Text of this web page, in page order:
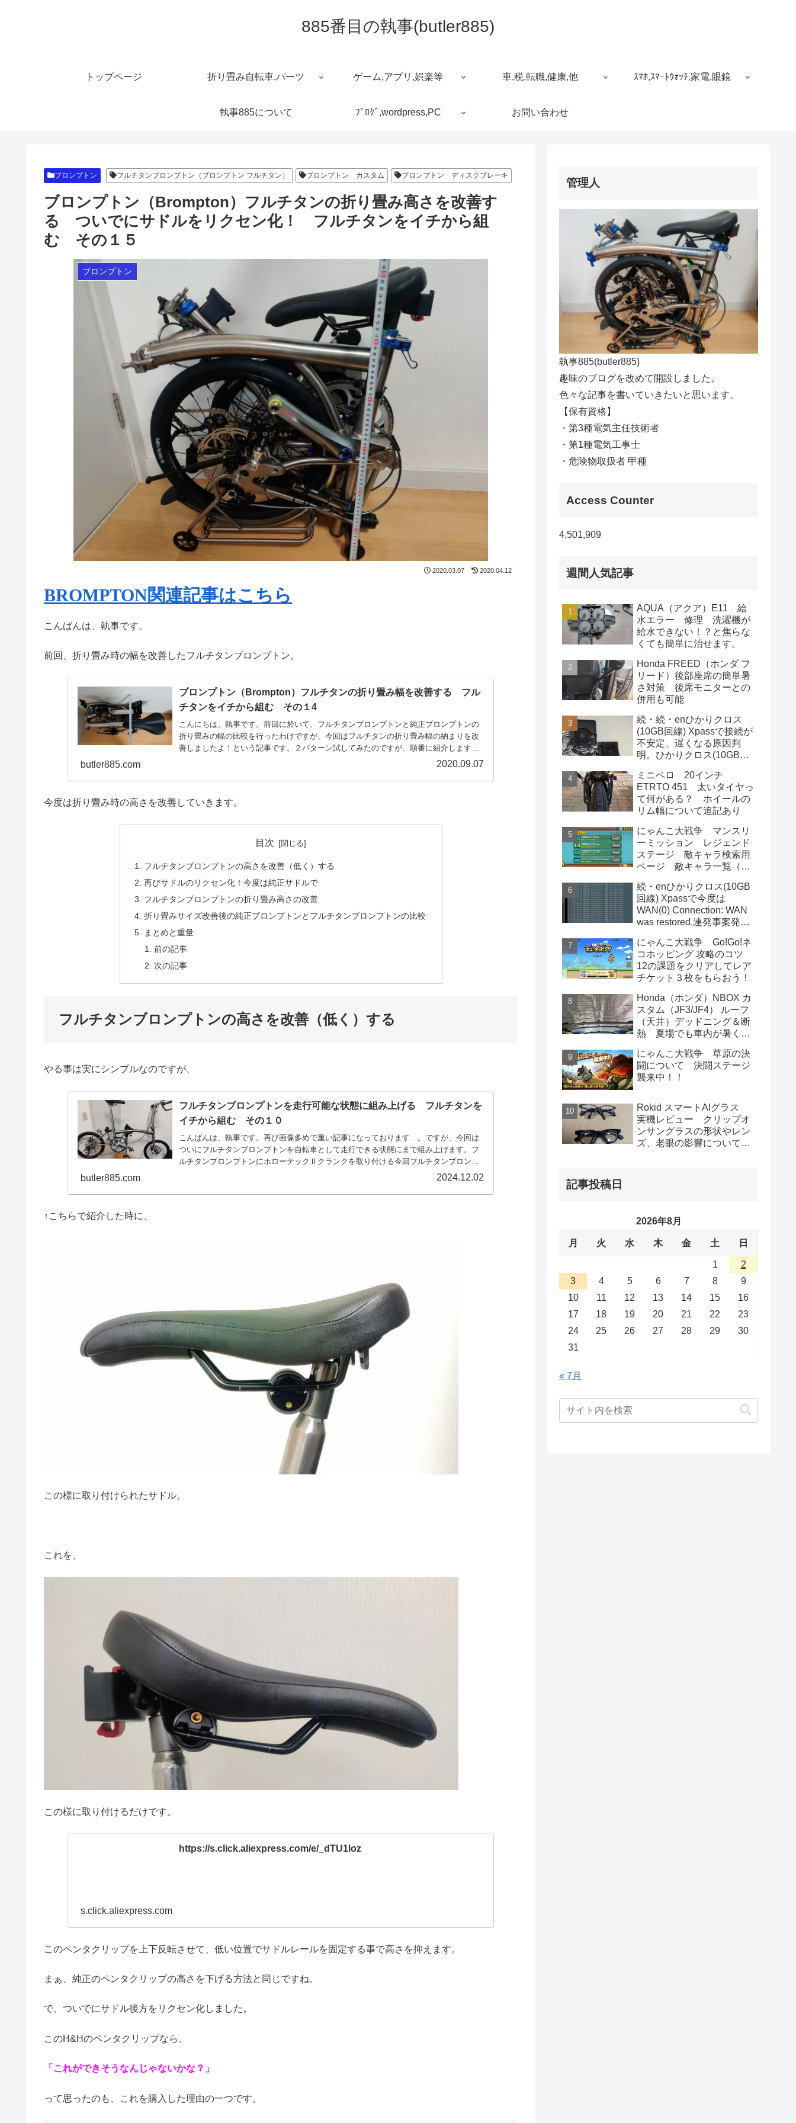
885番目の執事(butler885)
トップページ 折り畳み自転車,パーツ ゲーム,アプリ,娯楽等 車,税,転職,健康,他 ｽﾏﾎ,ｽﾏｰﾄｳｫｯﾁ,家電,眼鏡
執事885について ﾌﾞﾛｸﾞ,wordpress,PC お問い合わせ
ブロンプトン フルチタンブロンプトン（ブロンプトン フルチタン） ブロンプトン カスタム ブロンプトン ディスクブレーキ
ブロンプトン（Brompton）フルチタンの折り畳み高さを改善す
る ついでにサドルをリクセン化！ フルチタンをイチから組
む その１５
ブロンプトン
2020.03.07 2020.04.12
BROMPTON関連記事はこちら
こんばんは、執事です。
前回、折り畳み時の幅を改善したフルチタンブロンプトン。
ブロンプトン（Brompton）フルチタンの折り畳み幅を改善する フル
チタンをイチから組む その１4
こんにちは、執事です。前回に於いて、フルチタンブロンプトンと純正ブロンプトンの
折り畳みの幅の比較を行ったわけですが、今回はフルチタンの折り畳み幅の納まりを改
善しましたよ！という記事です。２パターン試してみたのですが、順番に紹介します。
butler885.com 2020.09.07
今度は折り畳み時の高さを改善していきます。
目次
フルチタンブロンプトンの高さを改善（低く）する
再びサドルのリクセン化！今度は純正サドルで
フルチタンブロンプトンの折り畳み高さの改善
折り畳みサイズ改善後の純正ブロンプトンとフルチタンブロンプトンの比較
まとめと重量
前の記事
次の記事
フルチタンブロンプトンの高さを改善（低く）する
やる事は実にシンプルなのですが、
フルチタンブロンプトンを走行可能な状態に組み上げる フルチタンを
イチから組む その１０
こんばんは、執事です。再び画像多めで重い記事になっております…。ですが、今回は
ついにフルチタンブロンプトンを自転車として走行できる状態にまで組み上げます。フ
ルチタンブロンプトンにホローテックⅡクランクを取り付ける今回フルチタンブロンプ
butler885.com 2024.12.02
↑こちらで紹介した時に、
この様に取り付けられたサドル。
これを、
この様に取り付けるだけです。
https://s.click.aliexpress.com/e/_dTU1loz
s.click.aliexpress.com
このペンタクリップを上下反転させて、低い位置でサドルレールを固定する事で高さを抑えます。
まぁ、純正のペンタクリップの高さを下げる方法と同じですね。
で、ついでにサドル後方をリクセン化しました。
このH&Hのペンタクリップなら、
「これができそうなんじゃないかな？」
って思ったのも、これを購入した理由の一つです。
管理人
執事885(butler885)
趣味のブログを改めて開設しました。
色々な記事を書いていきたいと思います。
【保有資格】
・第3種電気主任技術者
・第1種電気工事士
・危険物取扱者 甲種
Access Counter
4,501,909
週間人気記事
AQUA（アクア）E11 給
水エラー 修理 洗濯機が
給水できない！？と焦らな
くても簡単に治せます。
Honda FREED（ホンダ フ
リード）後部座席の簡単暑
さ対策 後席モニターとの
併用も可能
続・続・enひかりクロス
(10GB回線) Xpassで接続が
不安定、遅くなる原因判
明。ひかりクロス(10GB回
た方が良いです。
ミニベロ 20インチ
ETRTO 451 太いタイヤっ
て何がある？ ホイールの
リム幅について追記あり
にゃんこ大戦争 マンスリ
ーミッション レジェンド
ステージ 敵キャラ検索用
ページ 敵キャラ一覧（属
ス出現曜日一覧
続・enひかりクロス(10GB
回線) Xpassで今度は
WAN(0) Connection: WAN
was restored.連発事案発
ブルが…
にゃんこ大戦争 Go!Go!ネ
コホッピング 攻略のコツ
12の課題をクリアしてレア
チケット３枚をもらおう！
Honda（ホンダ）NBOX カ
スタム（JF3/JF4） ルーフ
（天井）デッドニング＆断
熱 夏場でも車内が暑くな
もUP！雨音もほぼ聞こえず
静音化効果も抜群！
にゃんこ大戦争 草原の決
闘について 決闘ステージ
襲来中！！
Rokid スマートAIグラス
実機レビュー クリップオ
ンサングラスの形状やレン
ズ、老眼の影響について
記事投稿日
2026年8月
月 火 水 木 金 土 日
1
2
3
4 5 6 7 8
9
10
11 12 13 14 15
16
17
18 19 20 21 22
23
24
25 26 27 28 29
30
31
« 7月